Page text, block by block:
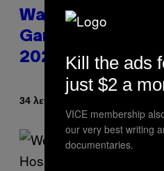
Warrior Cats
Gameplay
2026 Release
34 λεπτά πριν
Kill the ads
just $2 a
VICE membership
our very best writing
documentaries.